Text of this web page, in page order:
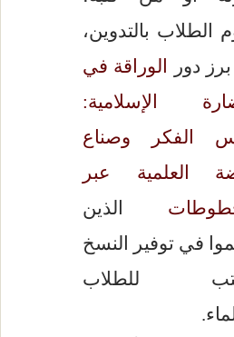
بالتدوين،
دورالوراقة في
الإسلامية:
وصناع
العلمية عبر
الذين
في توفير النسخ
للطلاب